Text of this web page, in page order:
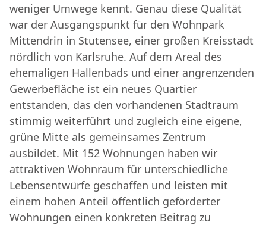
weniger Umwege kennt. Genau diese Qualität
war der Ausgangspunkt für den Wohnpark
Mittendrin in Stutensee, einer großen Kreisstadt
nördlich von Karlsruhe. Auf dem Areal des
ehemaligen Hallenbads und einer angrenzenden
Gewerbefläche ist ein neues Quartier
entstanden, das den vorhandenen Stadtraum
stimmig weiterführt und zugleich eine eigene,
grüne Mitte als gemeinsames Zentrum
ausbildet. Mit 152 Wohnungen haben wir
attraktiven Wohnraum für unterschiedliche
Lebensentwürfe geschaffen und leisten mit
einem hohen Anteil öffentlich geförderter
Wohnungen einen konkreten Beitrag zu